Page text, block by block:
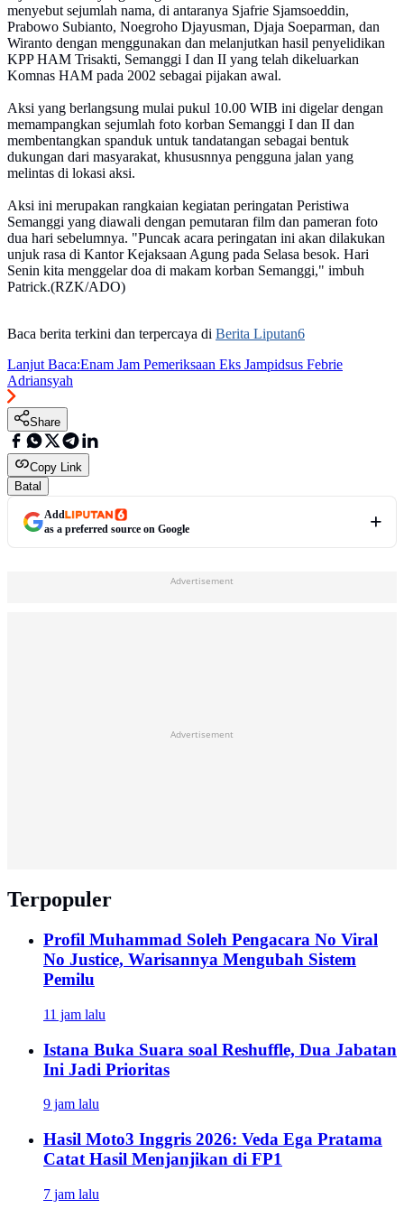
menyebut sejumlah nama, di antaranya Sjafrie Sjamsoeddin,
Prabowo Subianto, Noegroho Djayusman, Djaja Soeparman, dan
Wiranto dengan menggunakan dan melanjutkan hasil penyelidikan
KPP HAM Trisakti, Semanggi I dan II yang telah dikeluarkan
Komnas HAM pada 2002 sebagai pijakan awal.
Aksi yang berlangsung mulai pukul 10.00 WIB ini digelar dengan
memampangkan sejumlah foto korban Semanggi I dan II dan
membentangkan spanduk untuk tandatangan sebagai bentuk
dukungan dari masyarakat, khususnnya pengguna jalan yang
melintas di lokasi aksi.
Aksi ini merupakan rangkaian kegiatan peringatan Peristiwa
Semanggi yang diawali dengan pemutaran film dan pameran foto
dua hari sebelumnya. "Puncak acara peringatan ini akan dilakukan
unjuk rasa di Kantor Kejaksaan Agung pada Selasa besok. Hari
Senin kita menggelar doa di makam korban Semanggi," imbuh
Patrick.(RZK/ADO)
Baca berita terkini dan terpercaya di Berita Liputan6
Lanjut Baca:Enam Jam Pemeriksaan Eks Jampidsus Febrie
Adriansyah
Share
Copy Link
Batal
Add
as a preferred source on Google
Advertisement
Advertisement
Terpopuler
Profil Muhammad Soleh Pengacara No Viral
No Justice, Warisannya Mengubah Sistem
Pemilu
11 jam lalu
Istana Buka Suara soal Reshuffle, Dua Jabatan
Ini Jadi Prioritas
9 jam lalu
Hasil Moto3 Inggris 2026: Veda Ega Pratama
Catat Hasil Menjanjikan di FP1
7 jam lalu